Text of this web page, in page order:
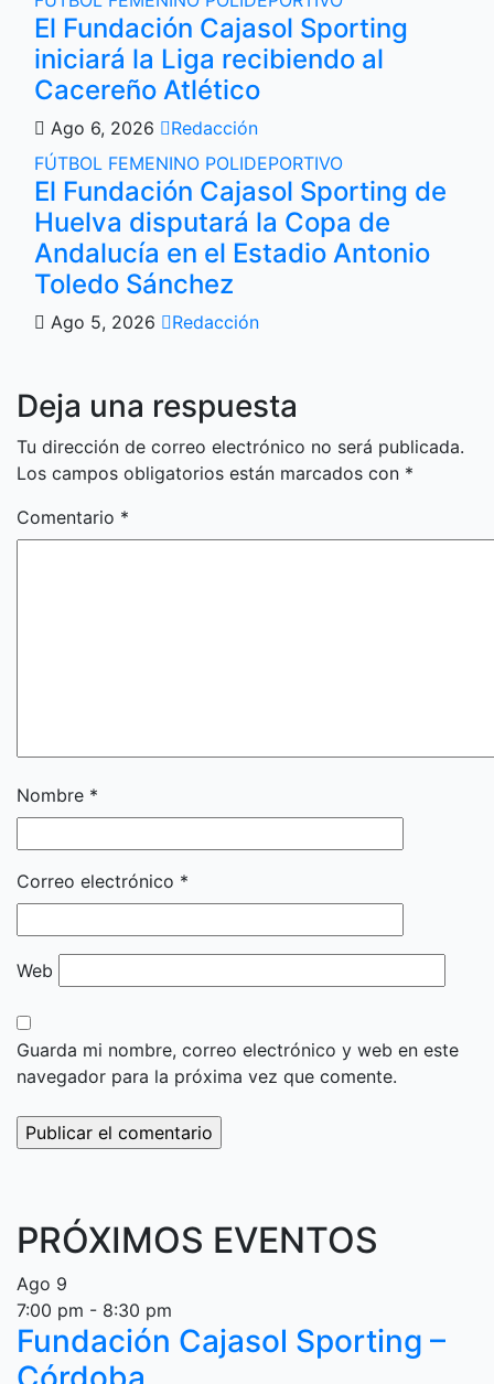
El Fundación Cajasol Sporting
iniciará la Liga recibiendo al
Cacereño Atlético
Ago 6, 2026
Redacción
FÚTBOL FEMENINO POLIDEPORTIVO
El Fundación Cajasol Sporting de
Huelva disputará la Copa de
Andalucía en el Estadio Antonio
Toledo Sánchez
Ago 5, 2026 Redacción
Deja una respuesta
Tu dirección de correo electrónico no será publicada.
Los campos obligatorios están marcados con *
Comentario *
Nombre *
Correo electrónico *
Web
Guarda mi nombre, correo electrónico y web en este
navegador para la próxima vez que comente.
PRÓXIMOS EVENTOS
Ago 9
7:00 pm - 8:30 pm
Fundación Cajasol Sporting –